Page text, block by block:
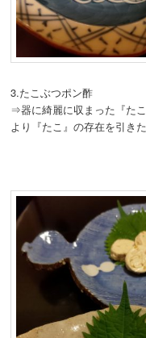
3.たこぶつポン酢
⇒器に綺麗に収まった『た
より『たこ』の存在を引き